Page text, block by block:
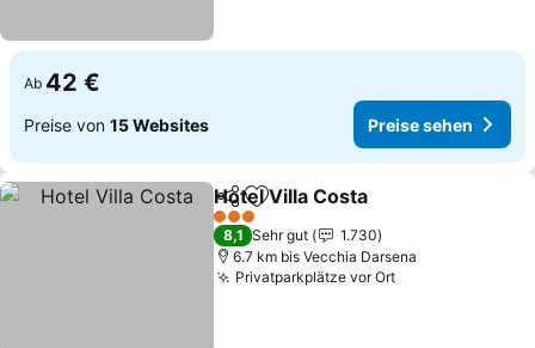
Ab 42 €
Preise von 15 Websites Preise sehen
TeilenZu Favoriten hinzufügen
Hotel Villa Costa
3 Sterne
8,1 Sehr gut
1.730
6.7 km bis Vecchia Darsena
Privatparkplätze vor OrtPreise sehen